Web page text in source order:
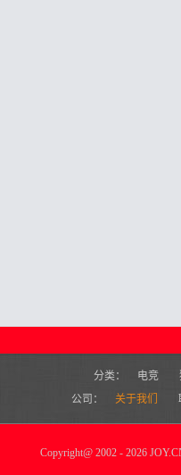
分类： 电竞
公司：
关于我们
Copyright@2002 - 2026